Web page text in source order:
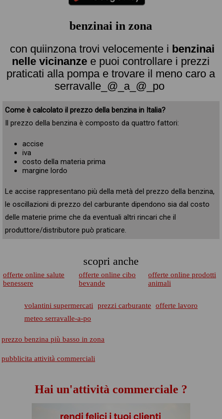
benzinai in zona
con quiinzona trovi velocemente i benzinai
nelle vicinanze e puoi controllare i prezzi
praticati alla pompa e trovare il meno caro a
serravalle_@_a_@_po
Come è calcolato il prezzo della benzina in Italia?
Il prezzo della benzina è composto da quattro fattori:
accise
iva
costo della materia prima
margine lordo
Le accise rappresentano più della metà del prezzo della benzina,
le oscillazioni di prezzo del carburante dipendono sia dal costo
delle materie prime che da eventuali altri rincari che il
produttore/distributore può praticare.
scopri anche
offerte online salute
benessere
offerte online cibo
bevande
offerte online prodotti
animali
volantini supermercati prezzi carburante
offerte lavoro
meteo serravalle-a-po
prezzo benzina più basso in zona
pubblicita attività commerciali
Hai un'attività commerciale ?